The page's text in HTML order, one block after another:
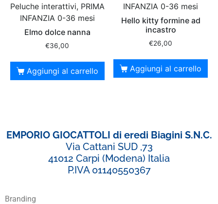
Peluche interattivi, PRIMA
INFANZIA 0-36 mesi
Elmo dolce nanna
€36,00
Aggiungi al carrello
INFANZIA 0-36 mesi
Hello kitty formine ad
incastro
€26,00
Aggiungi al carrello
EMPORIO GIOCATTOLI di eredi Biagini S.N.C.
Via Cattani SUD ,73
41012 Carpi (Modena) Italia
P.IVA 01140550367
Branding